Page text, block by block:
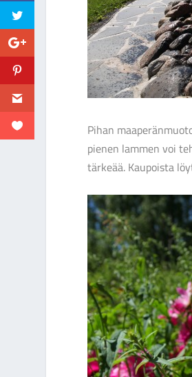
Pihan
pienen lammen voi
tärkeää. Kaupoista